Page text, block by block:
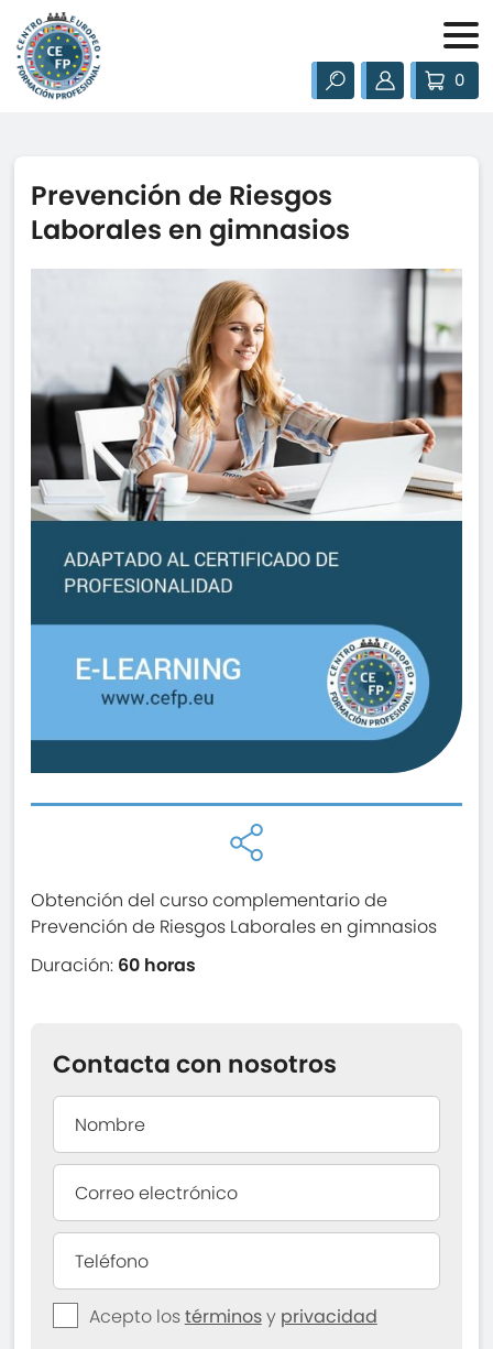
0
Prevención de Riesgos
Laborales en gimnasios
Obtención del curso complementario de
Prevención de Riesgos Laborales en gimnasios
Duración: 60 horas
Contacta con nosotros
Acepto lostérminosy privacidad